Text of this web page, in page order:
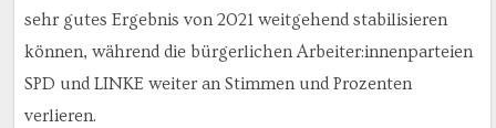
sehr gutes Ergebnis von 2021 weitgehend stabilisieren
können, während die bürgerlichen Arbeiter:innenparteien
SPD und LINKE weiter an Stimmen und Prozenten
verlieren.